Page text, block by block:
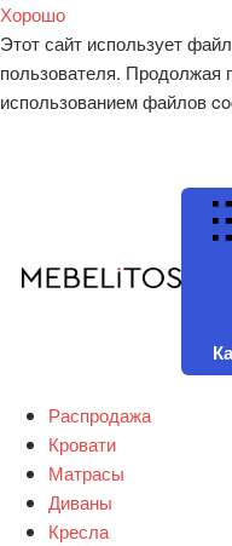
Хорошо
Этот сайт использует
пользователя. Продолжая
использованием файлов
Распродажа
Кровати
Матрасы
Диваны
Кресла